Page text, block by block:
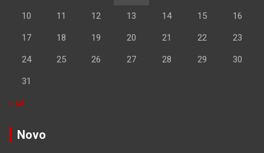
10 11 12 13 14 15 16
17 18 19 20 21 22 23
24 25 26 27 28 29 30
31
« jul
Novo